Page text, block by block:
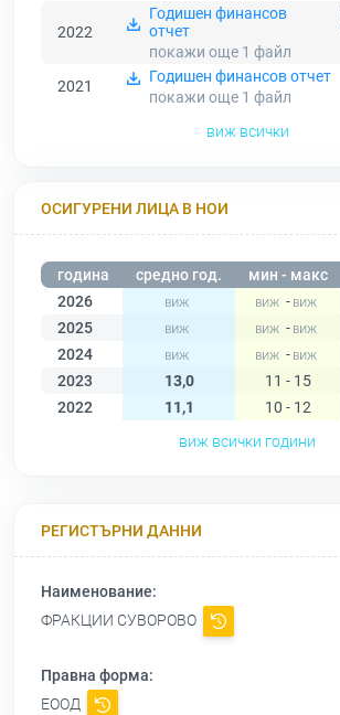
2022
Годишен финансов
отчет
покажи още 1 файл
2021
Годишен финансов отчет
покажи още 1 файл
виж всички
ОСИГУРЕНИ ЛИЦА В НОИ
година средно год. мин - макс
2026
-
2025
-
2024
-
2023
13,0 11 - 15
2022
11,1 10 - 12
виж всички години
РЕГИСТЪРНИ ДАННИ
Наименование:
ФРАКЦИИ СУВОРОВО
Правна форма:
ЕООД